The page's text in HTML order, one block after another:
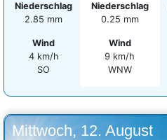
Niederschlag
2.85 mm
Wind
4 km/h
SO
Niederschlag
0.25 mm
Wind
9 km/h
WNW
Mittwoch, 12. August